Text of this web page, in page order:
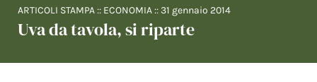
ARTICOLI STAMPA :: ECONOMIA ::31 gennaio 2014
Uva da tavola, si riparte